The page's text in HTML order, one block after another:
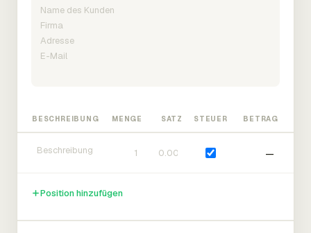
BESCHREIBUNG MENGE SATZ STEUER BETRAG
—
Position hinzufügen